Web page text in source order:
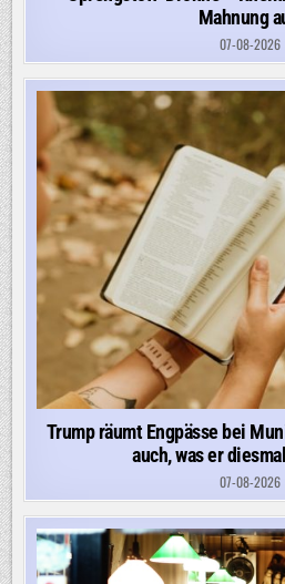
Mahnung
07-08-2026
Trump räumt Engpässe bei
auch, was er
07-08-2026